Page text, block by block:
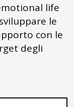
life
le
con le
degli